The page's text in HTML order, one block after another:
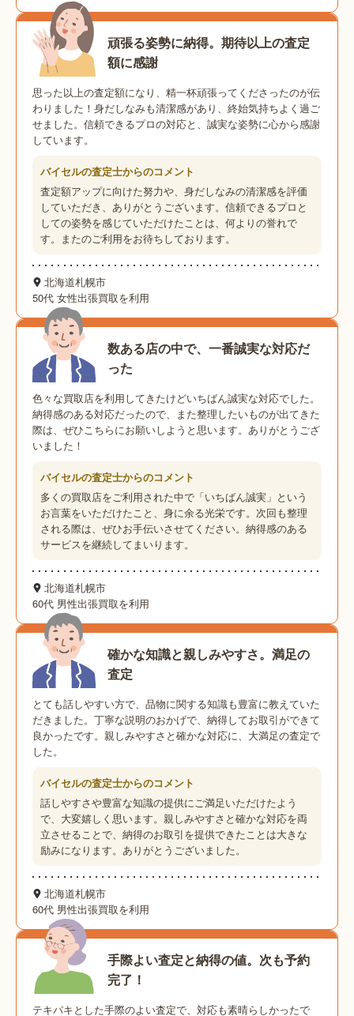
頑張る姿勢に納得。期待以上の査定
額に感謝
思った以上の査定額になり、精一杯頑張ってくださったのが伝
わりました！身だしなみも清潔感があり、終始気持ちよく過ご
せました。信頼できるプロの対応と、誠実な姿勢に心から感謝
しています。
バイセルの査定士からのコメント
査定額アップに向けた努力や、身だしなみの清潔感を評価
していただき、ありがとうございます。信頼できるプロと
しての姿勢を感じていただけたことは、何よりの誉れで
す。またのご利用をお待ちしております。
北海道札幌市
50代 女性出張買取を利用
数ある店の中で、一番誠実な対応だ
った
色々な買取店を利用してきたけどいちばん誠実な対応でした。
納得感のある対応だったので、また整理したいものが出てきた
際は、ぜひこちらにお願いしようと思います。ありがとうござ
いました！
バイセルの査定士からのコメント
多くの買取店をご利用された中で「いちばん誠実」という
お言葉をいただけたこと、身に余る光栄です。次回も整理
される際は、ぜひお手伝いさせてください。納得感のある
サービスを継続してまいります。
北海道札幌市
60代 男性出張買取を利用
確かな知識と親しみやすさ。満足の
査定
とても話しやすい方で、品物に関する知識も豊富に教えていた
だきました。丁寧な説明のおかげで、納得してお取引ができて
良かったです。親しみやすさと確かな対応に、大満足の査定で
した。
バイセルの査定士からのコメント
話しやすさや豊富な知識の提供にご満足いただけたよう
で、大変嬉しく思います。親しみやすさと確かな対応を両
立させることで、納得のお取引を提供できたことは大きな
励みになります。ありがとうございました。
北海道札幌市
60代 男性出張買取を利用
手際よい査定と納得の値。次も予約
完了！
テキパキとした手際のよい査定で、対応も素晴らしかったで